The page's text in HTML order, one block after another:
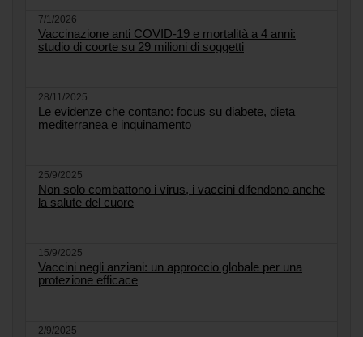
7/1/2026
Vaccinazione anti COVID-19 e mortalità a 4 anni:
studio di coorte su 29 milioni di soggetti
28/11/2025
Le evidenze che contano: focus su diabete, dieta
mediterranea e inquinamento
25/9/2025
Non solo combattono i virus, i vaccini difendono anche
la salute del cuore
15/9/2025
Vaccini negli anziani: un approccio globale per una
protezione efficace
2/9/2025